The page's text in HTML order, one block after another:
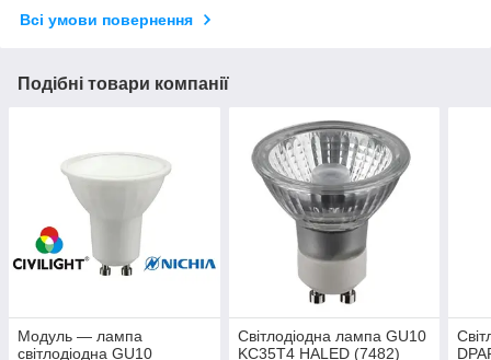
Всі умови повернення
Подібні товари компанії
Модуль — лампа
світлодіодна GU10
Світлодіодна лампа GU10
KC35T4 HALED (7482)